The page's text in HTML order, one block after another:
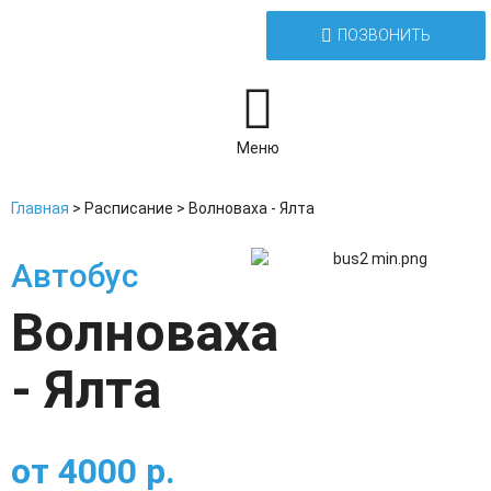
ПОЗВОНИТЬ
Меню
Главная > Расписание > Волноваха - Ялта
Автобус
Волноваха
- Ялта
от 4000 р.